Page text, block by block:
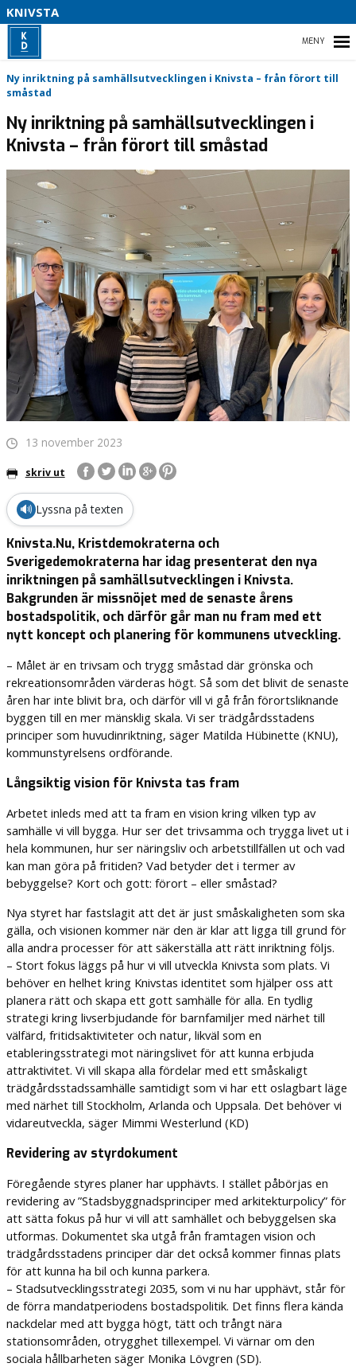
KNIVSTA
HEM
NYHETER
KOMMUNPROGRAM
VALMANIFEST 2022
Ny inriktning på samhällsutvecklingen i Knivsta – från förort till
småstad
Ny inriktning på samhällsutvecklingen i
Knivsta – från förort till småstad
13 november 2023
skriv ut
🔊 Lyssna på texten
Knivsta.Nu, Kristdemokraterna och
Sverigedemokraterna har idag presenterat den nya
inriktningen på samhällsutvecklingen i Knivsta.
Bakgrunden är missnöjet med de senaste årens
bostadspolitik, och därför går man nu fram med ett
nytt koncept och planering för kommunens utveckling.
– Målet är en trivsam och trygg småstad där grönska och
rekreationsområden värderas högt. Så som det blivit de senaste
åren har inte blivit bra, och därför vill vi gå från förortsliknande
byggen till en mer mänsklig skala. Vi ser trädgårdsstadens
principer som huvudinriktning, säger Matilda Hübinette (KNU),
kommunstyrelsens ordförande.
Långsiktig vision för Knivsta tas fram
Arbetet inleds med att ta fram en vision kring vilken typ av
samhälle vi vill bygga. Hur ser det trivsamma och trygga livet ut i
hela kommunen, hur ser näringsliv och arbetstillfällen ut och vad
kan man göra på fritiden? Vad betyder det i termer av
bebyggelse? Kort och gott: förort – eller småstad?
Nya styret har fastslagit att det är just småskaligheten som ska
gälla, och visionen kommer när den är klar att ligga till grund för
alla andra processer för att säkerställa att rätt inriktning följs.
– Stort fokus läggs på hur vi vill utveckla Knivsta som plats. Vi
behöver en helhet kring Knivstas identitet som hjälper oss att
planera rätt och skapa ett gott samhälle för alla. En tydlig
strategi kring livserbjudande för barnfamiljer med närhet till
välfärd, fritidsaktiviteter och natur, likväl som en
etableringsstrategi mot näringslivet för att kunna erbjuda
attraktivitet. Vi vill skapa alla fördelar med ett småskaligt
trädgårdsstadssamhälle samtidigt som vi har ett oslagbart läge
med närhet till Stockholm, Arlanda och Uppsala. Det behöver vi
vidareutveckla, säger Mimmi Westerlund (KD)
Revidering av styrdokument
Föregående styres planer har upphävts. I stället påbörjas en
revidering av ”Stadsbyggnadsprinciper med arkitekturpolicy” för
att sätta fokus på hur vi vill att samhället och bebyggelsen ska
utformas. Dokumentet ska utgå från framtagen vision och
trädgårdsstadens principer där det också kommer finnas plats
för att kunna ha bil och kunna parkera.
– Stadsutvecklingsstrategi 2035, som vi nu har upphävt, står för
de förra mandatperiodens bostadspolitik. Det finns flera kända
nackdelar med att bygga högt, tätt och trångt nära
stationsområden, otrygghet tillexempel. Vi värnar om den
sociala hållbarheten säger Monika Lövgren (SD).